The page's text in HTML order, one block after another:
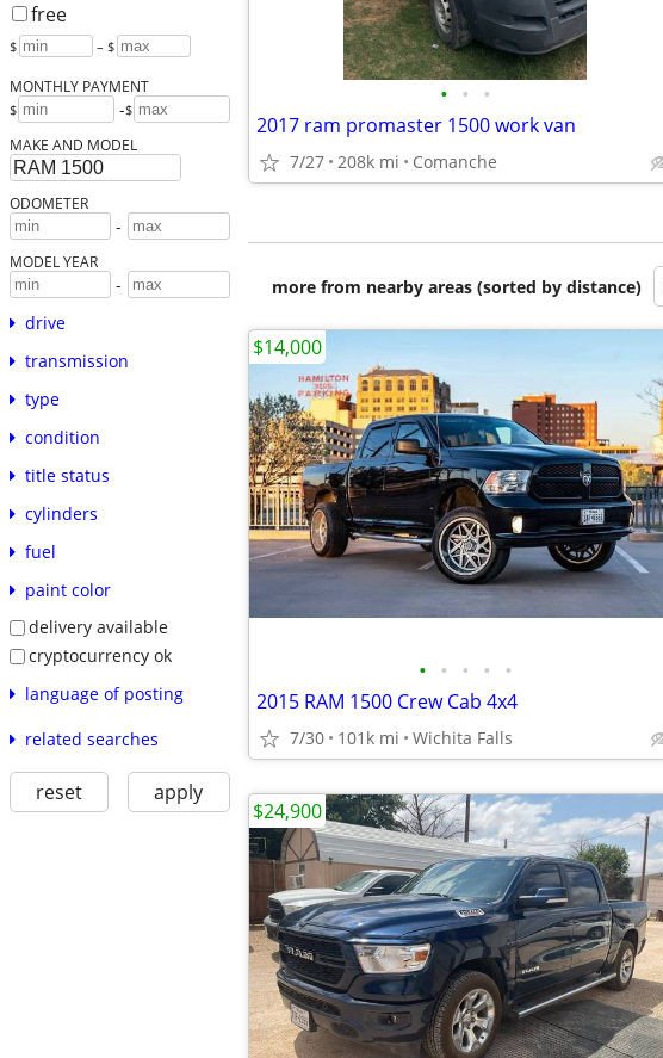
free
$ – $
MONTHLY PAYMENT
$ -$
MAKE AND MODEL
ODOMETER
-
MODEL YEAR
-
drive
transmission
type
condition
title status
cylinders
fuel
paint color
delivery available
cryptocurrency ok
language of posting
related searches
reset apply
• • •
2017 ram promaster 1500 work van
7/27 208k mi Comanche
more from nearby areas (sorted by distance)
• • • • •
2015 RAM 1500 Crew Cab 4x4
7/30 101k mi Wichita Falls
$14,000
$24,900